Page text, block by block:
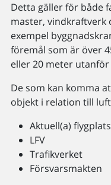
Detta gäller för både
master, vindkraftverk
exempel
föremål som är över
eller 20 meter
De som kan komma
objekt i relation till
Aktuell(a)
LFV
Trafikverket
Försvarsmakten